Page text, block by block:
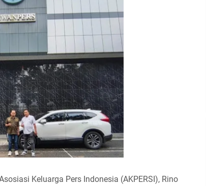
Keluarga Pers Indonesia (AKPERSI), Rino